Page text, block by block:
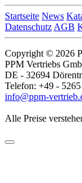
Startseite News
Datenschutz AGB
Copyright © 2026
PPM Vertriebs
DE - 32694
Telefon: +49 -
info@ppm-
Alle Preise